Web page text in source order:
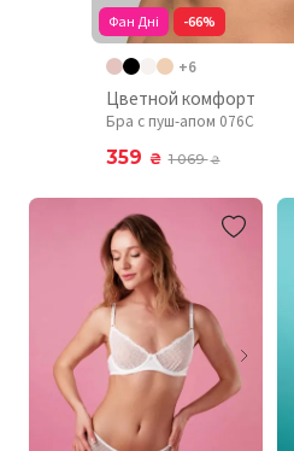
Фан Дні -66%
+6
Цветной комфорт
Бра с пуш-апом 076C
359 ₴ 1 069₴